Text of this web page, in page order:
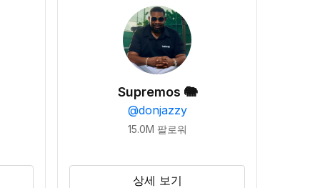
Supremos 🐘
@donjazzy
15.0M 팔로워
상세 보기